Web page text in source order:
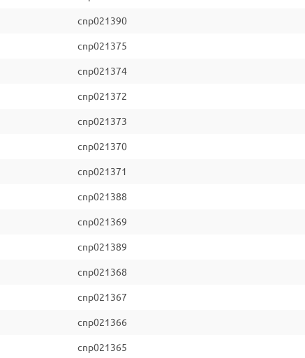
cnp021390
cnp021375
cnp021374
cnp021372
cnp021373
cnp021370
cnp021371
cnp021388
cnp021369
cnp021389
cnp021368
cnp021367
cnp021366
cnp021365